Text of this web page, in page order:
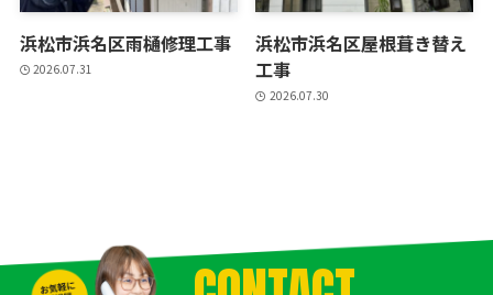
浜松市浜名区雨樋修理工事
2026.07.31
浜松市浜名区屋根葺き替え
工事
2026.07.30